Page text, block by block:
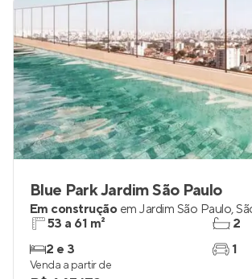
Blue Park Jardim São Paulo
Em construção em Jardim São Paulo,
53 a 61 m²
2 e 3
2
1
Venda a partir de